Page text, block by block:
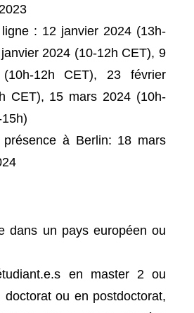
: 12 janvier 2024 (13h-
2024 (10-12h CET), 9
12h CET), 23 février
CET), 15 mars 2024 (10h-
présence à Berlin: 18 mars
dans un pays européen ou
en master 2 ou
doctorat ou en postdoctorat,